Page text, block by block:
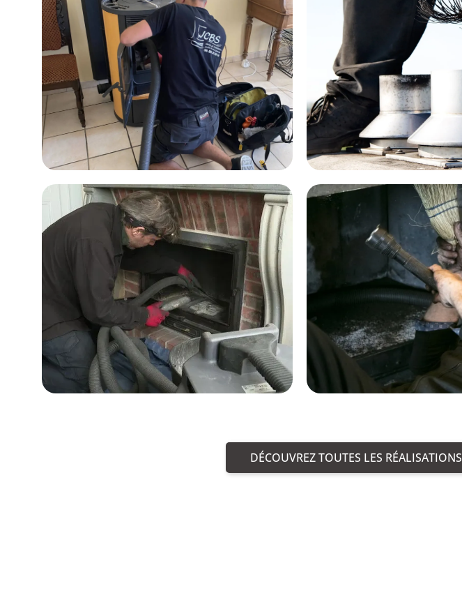
DÉCOUVREZ TOUTES LES RÉALISATIONS